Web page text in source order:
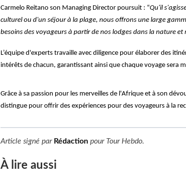
Carmelo Reitano son Managing Director poursuit : “Qu'il
culturel ou d'un séjour à la plage, nous offrons une large
besoins des voyageurs à partir de nos lodges dans la nature et
L’équipe d'experts travaille avec diligence pour élaborer des
intérêts de chacun, garantissant ainsi que chaque voyage sera
Grâce à sa passion pour les merveilles de l'Afrique et à son
distingue pour offrir des expériences pour des voyageurs à la
Article signé par Rédactionpour Tour Hebdo.
À lire aussi